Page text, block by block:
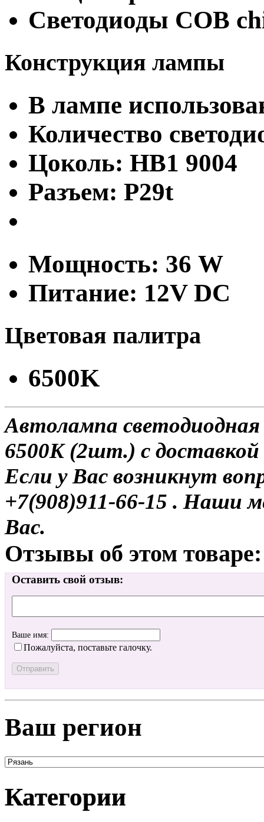
Светодиоды COB
Конструкция лампы
В лампе
Количество
Цоколь: HB1 9004
Разъем: P29t
Мощность: 36 W
Питание: 12V DC
Цветовая палитра
6500K
Автолампа
6500K (2шт.) с доставкой
Если у Вас возникнут
+7(908)911-66-15 . Наши
Вас.
Отзывы об этом товаре:
Оставить свой отзыв:
Ваше имя:
Пожалуйста, поставьте галочку.
Ваш регион
Категории